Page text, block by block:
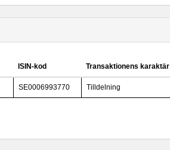
ISIN-kod Transaktionens karaktär
SE0006993770 Tilldelning